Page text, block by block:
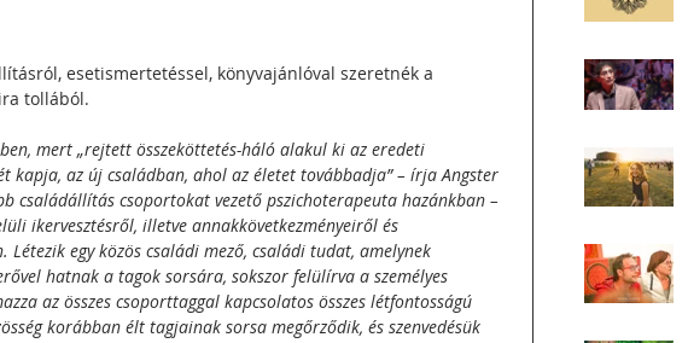
esetismertetéssel, könyvajánlóval szeretnék a
tollából.
mert „rejtett összeköttetés-háló alakul ki az eredeti
kapja, az új családban, ahol az életet továbbadja” – írja Angster
családállítás csoportokat vezető pszichoterapeuta hazánkban –
ikervesztésről, illetve annakkövetkezményeiről és
Létezik egy közös családi mező, családi tudat, amelynek
hatnak a tagok sorsára, sokszor felülírva a személyes
az összes csoporttaggal kapcsolatos összes létfontosságú
korábban élt tagjainak sorsa megőrződik, és szenvedésük